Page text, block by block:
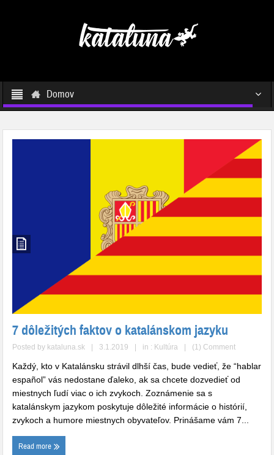
Domov
7 dôležitých faktov o katalánskom jazyku
Posted by kataluna.sk 3.1.2019 in : Kultúra (1) Comment
Každý, kto v Katalánsku strávil dlhší čas, bude vedieť, že “hablar
español” vás nedostane ďaleko, ak sa chcete dozvedieť od
miestnych ľudí viac o ich zvykoch. Zoznámenie sa s
katalánskym jazykom poskytuje dôležité informácie o histórií,
zvykoch a humore miestnych obyvateľov. Prinášame vám 7...
Read more